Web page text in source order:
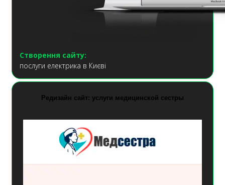
Створення сайту:
послуги електрика в Києві
Редизайн сайт: услуги медицинской сестры